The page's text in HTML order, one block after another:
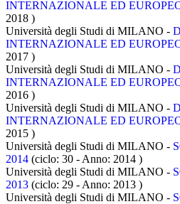
INTERNAZIONALE ED
2018 )
Università degli Studi di MILANO -
INTERNAZIONALE ED
2017 )
Università degli Studi di MILANO -
INTERNAZIONALE ED
2016 )
Università degli Studi di MILANO -
INTERNAZIONALE ED
2015 )
Università degli Studi di MILANO -
2014 (ciclo: 30 - Anno: 2014 )
Università degli Studi di MILANO -
2013 (ciclo: 29 - Anno: 2013 )
Università degli Studi di MILANO -